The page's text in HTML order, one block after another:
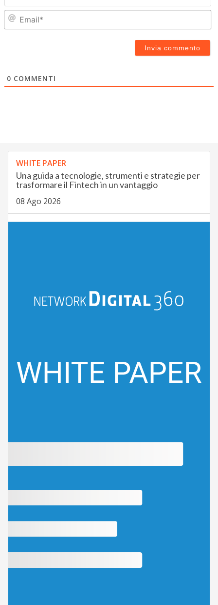
0 COMMENTI
WHITE PAPER
Una guida a tecnologie, strumenti e strategie per
trasformare il Fintech in un vantaggio
08 Ago 2026